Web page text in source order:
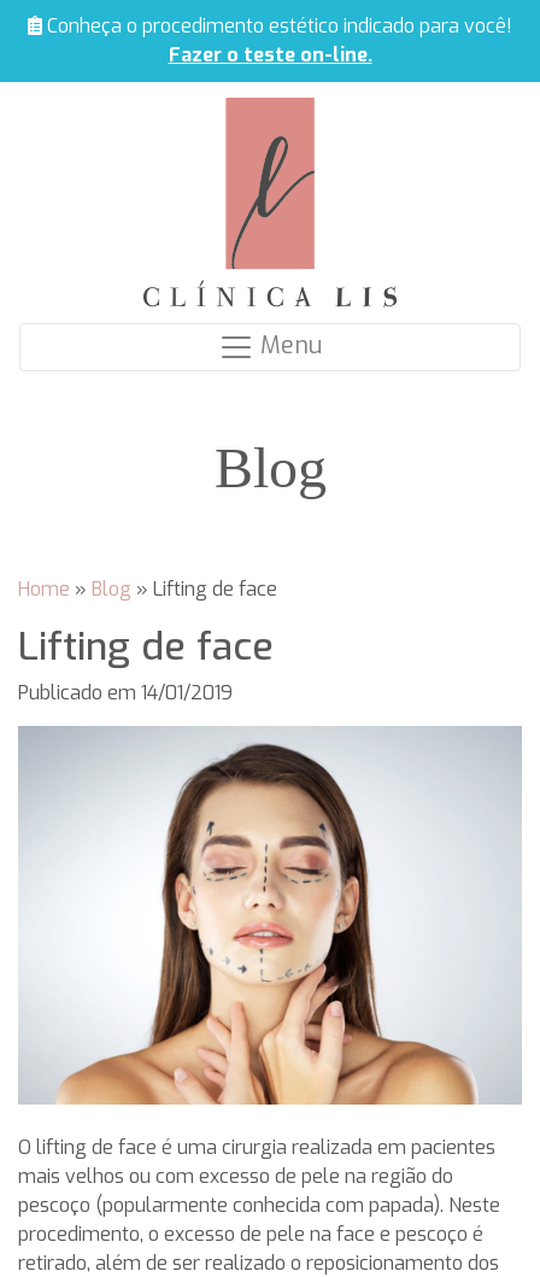
Conheça o procedimento estético indicado para você!
Fazer o teste on-line.
Menu
Blog
Home » Blog » Lifting de face
Lifting de face
Publicado em 14/01/2019
O lifting de face é uma cirurgia realizada em pacientes
mais velhos ou com excesso de pele na região do
pescoço (popularmente conhecida com papada). Neste
procedimento, o excesso de pele na face e pescoço é
retirado, além de ser realizado o reposicionamento dos